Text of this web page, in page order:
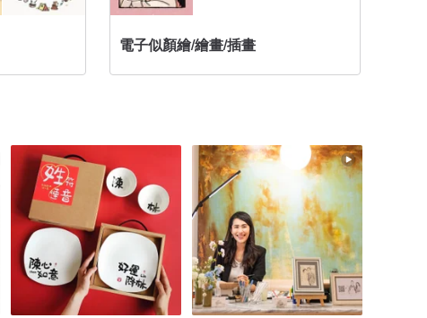
電子似顏繪/繪畫/插畫